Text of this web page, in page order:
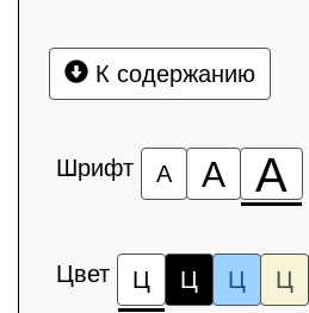
К содержанию
Шрифт А А А
Цвет Ц Ц Ц Ц